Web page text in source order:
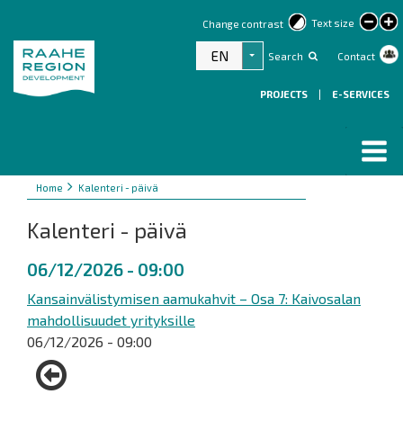
Text size
text
Change contrast
Search Contact
EN List additional actions
PROJECTS | E-SERVICES
Breadcrumbs
You
here:
Home Kalenteri - päivä
Kalenteri - päivä
06/12/2026 - 09:00
Kansainvälistymisen aamukahvit – Osa 7: Kaivosalan
mahdollisuudet yrityksille
06/12/2026 - 09:00